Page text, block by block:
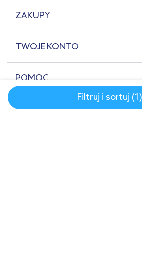
ZAKUPY
TWOJE KONTO
POMOC
O NAS
Filtruj i sortuj (1)